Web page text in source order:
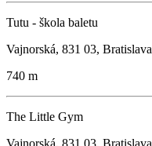
Tutu - škola baletu
Vajnorská, 831 03, Bratislava
740 m
The Little Gym
Vajnorská, 831 03, Bratislava